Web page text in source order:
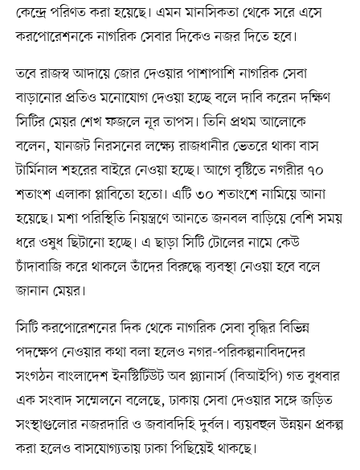
কেন্দ্রে পরিণত করা হয়েছে। এমন মানসিকতা থেকে সরে এসে
করপোরেশনকে নাগরিক সেবার দিকেও নজর দিতে হবে।
তবে রাজস্ব আদায়ে জোর দেওয়ার পাশাপাশি নাগরিক সেবা
বাড়ানোর প্রতিও মনোযোগ দেওয়া হচ্ছে বলে দাবি করেন দক্ষিণ
সিটির মেয়র শেখ ফজলে নূর তাপস। তিনি প্রথম আলোকে
বলেন, যানজট নিরসনের লক্ষ্যে রাজধানীর ভেতরে থাকা বাস
টার্মিনাল শহরের বাইরে নেওয়া হচ্ছে। আগে বৃষ্টিতে নগরীর ৭০
শতাংশ এলাকা প্লাবিতো হতো। এটি ৩০ শতাংশে নামিয়ে আনা
হয়েছে। মশা পরিস্থিতি নিয়ন্ত্রণে আনতে জনবল বাড়িয়ে বেশি সময়
ধরে ওষুধ ছিটানো হচ্ছে। এ ছাড়া সিটি টোলের নামে কেউ
চাঁদাবাজি করে থাকলে তাঁদের বিরুদ্ধে ব্যবস্থা নেওয়া হবে বলে
জানান মেয়র।
সিটি করপোরেশনের দিক থেকে নাগরিক সেবা বৃদ্ধির বিভিন্ন
পদক্ষেপ নেওয়ার কথা বলা হলেও নগর-পরিকল্পনাবিদদের
সংগঠন বাংলাদেশ ইনস্টিটিউট অব প্ল্যানার্স (বিআইপি) গত বুধবার
এক সংবাদ সম্মেলনে বলেছে, ঢাকায় সেবা দেওয়ার সঙ্গে জড়িত
সংস্থাগুলোর নজরদারি ও জবাবদিহি দুর্বল। ব্যয়বহুল উন্নয়ন প্রকল্প
করা হলেও বাসযোগ্যতায় ঢাকা পিছিয়েই থাকছে।